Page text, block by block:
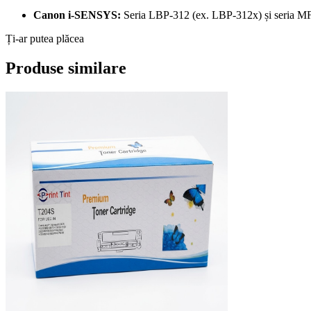
Canon i-SENSYS: Seria LBP-312 (ex. LBP-312x) și seria
Ți-ar putea plăcea
Produse similare